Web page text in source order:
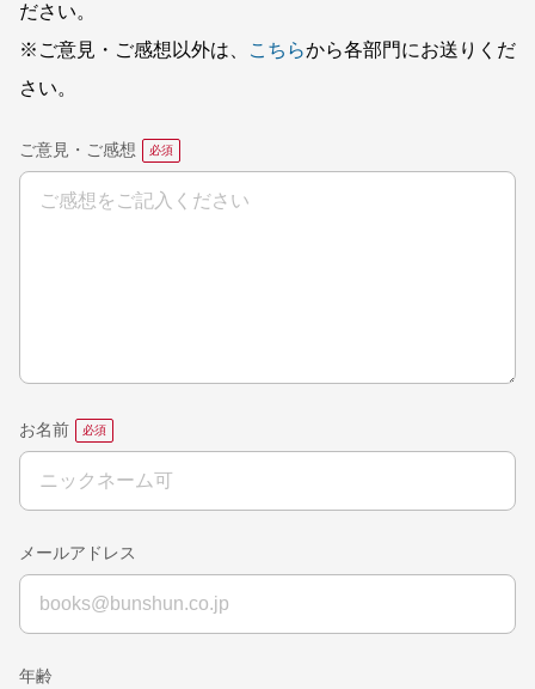
ださい。
※ご意見・ご感想以外は、
こちらから各部門にお送りくだ
さい。
ご意見・ご感想
お名前
メールアドレス
年齢